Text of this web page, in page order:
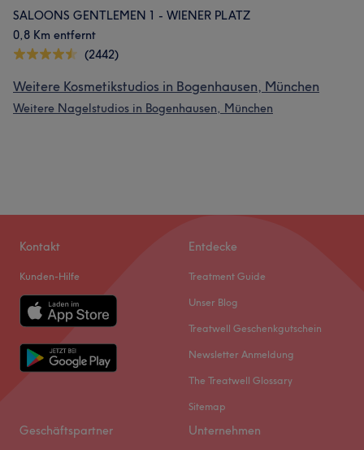
SALOONS GENTLEMEN 1 - WIENER PLATZ
0,8 Km entfernt
(2442)
Weitere Kosmetikstudios in Bogenhausen, München
Weitere Nagelstudios in Bogenhausen, München
Kontakt
Kunden-Hilfe
Entdecke
Treatment Guide
Unser Blog
Treatwell Geschenkgutschein
Newsletter Anmeldung
The Treatwell Glossary
Sitemap
Geschäftspartner Unternehmen